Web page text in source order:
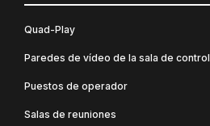
Quad-Play
Paredes de vídeo de la sala de control
Puestos de operador
Salas de reuniones